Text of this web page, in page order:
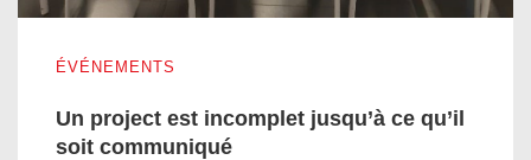
ÉVÉNEMENTS
Un project est incomplet jusqu’à ce qu’il
soit communiqué